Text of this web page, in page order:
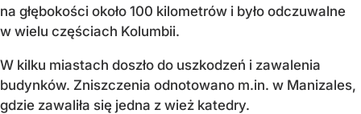
na głębokości około 100 kilometrów i było odczuwalne
w wielu częściach Kolumbii.
W kilku miastach doszło do uszkodzeń i zawalenia
budynków. Zniszczenia odnotowano m.in. w Manizales,
gdzie zawaliła się jedna z wież katedry.